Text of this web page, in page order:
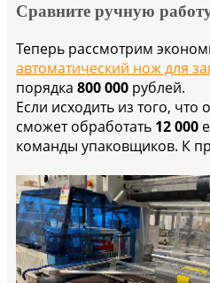
Сравните ручную
Теперь рассмотрим
автоматический нож для
порядка 800 000 рублей.
Если исходить из того,
сможет обработать 12 000
команды упаковщиков. К